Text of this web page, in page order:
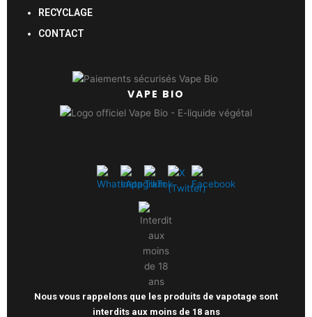
RECYCLAGE
CONTACT
VAPE BIO
Nous vous rappelons que les produits de vapotage sont
interdits aux moins de 18 ans